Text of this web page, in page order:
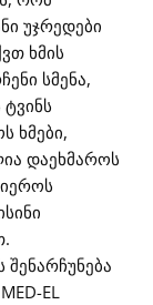
უჯრედები
ხმის
სმენა,
ხმები,
დაეხმაროს
EL